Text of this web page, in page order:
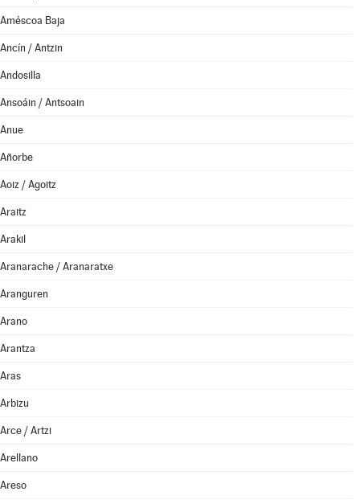
Améscoa Baja
Ancín / Antzin
Andosilla
Ansoáin / Antsoain
Anue
Añorbe
Aoiz / Agoitz
Araitz
Arakil
Aranarache / Aranaratxe
Aranguren
Arano
Arantza
Aras
Arbizu
Arce / Artzi
Arellano
Areso